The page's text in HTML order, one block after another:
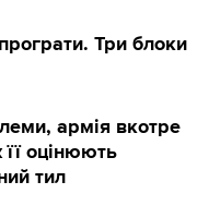
Три блоки
армія вкотре
оцінюють
тил